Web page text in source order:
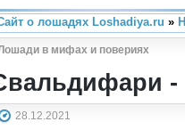
о лошадях Loshadiya.ru »
в мифах и повериях
-
28.12.2021